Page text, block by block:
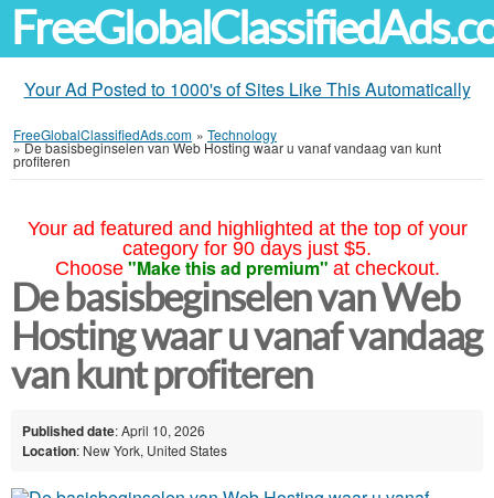
Your Ad Posted to 1000's of Sites Like This Automatically
FreeGlobalClassifiedAds.com » Technology
»De basisbeginselen van Web Hosting waar u vanaf vandaag van kunt
profiteren
Your ad featured and highlighted at the top of your
category for 90 days just $5.
Choose "Make this ad premium" at checkout.
De basisbeginselen van Web
Hosting waar u vanaf vandaag
van kunt profiteren
Published date: April 10, 2026
Location: New York, United States